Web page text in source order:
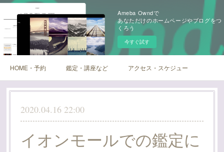
Ameba Owndで
あなただけのホームページやブログをつ
くろう
今すぐ試す
HOME・予約 鑑定・講座など アクセス・スケジュール
2020.04.16 22:00
イオンモールでの鑑定に